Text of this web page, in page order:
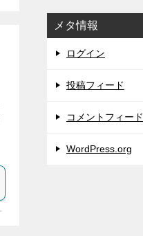
メタ情報
ログイン
投稿フィード
コメントフィード
WordPress.org